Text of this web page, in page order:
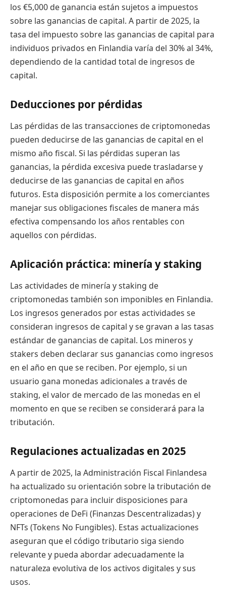
los €5,000 de ganancia están sujetos a impuestos
sobre las ganancias de capital. A partir de 2025, la
tasa del impuesto sobre las ganancias de capital para
individuos privados en Finlandia varía del 30% al 34%,
dependiendo de la cantidad total de ingresos de
capital.
Deducciones por pérdidas
Las pérdidas de las transacciones de criptomonedas
pueden deducirse de las ganancias de capital en el
mismo año fiscal. Si las pérdidas superan las
ganancias, la pérdida excesiva puede trasladarse y
deducirse de las ganancias de capital en años
futuros. Esta disposición permite a los comerciantes
manejar sus obligaciones fiscales de manera más
efectiva compensando los años rentables con
aquellos con pérdidas.
Aplicación práctica: minería y staking
Las actividades de minería y staking de
criptomonedas también son imponibles en Finlandia.
Los ingresos generados por estas actividades se
consideran ingresos de capital y se gravan a las tasas
estándar de ganancias de capital. Los mineros y
stakers deben declarar sus ganancias como ingresos
en el año en que se reciben. Por ejemplo, si un
usuario gana monedas adicionales a través de
staking, el valor de mercado de las monedas en el
momento en que se reciben se considerará para la
tributación.
Regulaciones actualizadas en 2025
A partir de 2025, la Administración Fiscal Finlandesa
ha actualizado su orientación sobre la tributación de
criptomonedas para incluir disposiciones para
operaciones de DeFi (Finanzas Descentralizadas) y
NFTs (Tokens No Fungibles). Estas actualizaciones
aseguran que el código tributario siga siendo
relevante y pueda abordar adecuadamente la
naturaleza evolutiva de los activos digitales y sus
usos.